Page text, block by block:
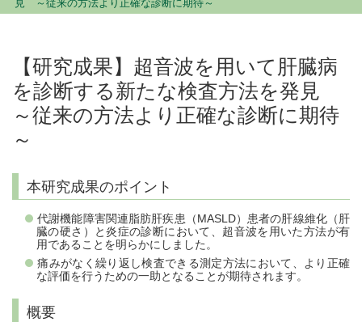
見 ～従来の方法より正確な診断に期待～
【研究成果】超音波を用いて肝臓病
を診断する新たな検査方法を発見
～従来の方法より正確な診断に期待
～
本研究成果のポイント
代謝機能障害関連脂肪肝疾患（MASLD）患者の肝線維化（肝
臓の硬さ）と炎症の診断において、超音波を用いた方法が有
用であることを明らかにしました。
痛みがなく繰り返し検査できる測定方法において、より正確
な評価を行うための一助となることが期待されます。
概要